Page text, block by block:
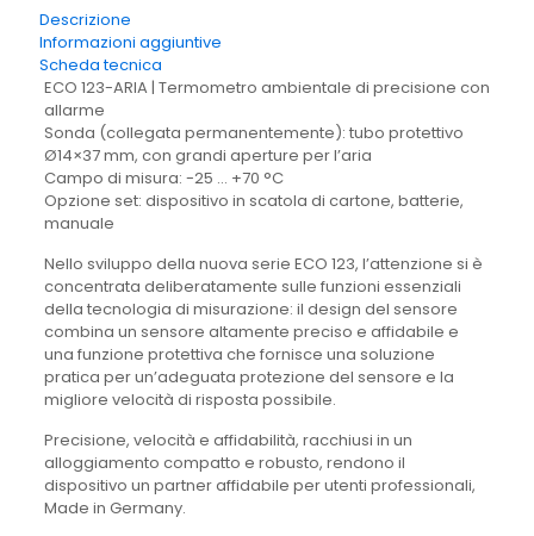
quantità
Descrizione
Informazioni aggiuntive
Scheda tecnica
ECO 123-ARIA | Termometro ambientale di precisione con
allarme
Sonda (collegata permanentemente): tubo protettivo
Ø14×37 mm, con grandi aperture per l’aria
Campo di misura: -25 … +70 °C
Opzione set: dispositivo in scatola di cartone, batterie,
manuale
Nello sviluppo della nuova serie ECO 123, l’attenzione si è
concentrata deliberatamente sulle funzioni essenziali
della tecnologia di misurazione: il design del sensore
combina un sensore altamente preciso e affidabile e
una funzione protettiva che fornisce una soluzione
pratica per un’adeguata protezione del sensore e la
migliore velocità di risposta possibile.
Precisione, velocità e affidabilità, racchiusi in un
alloggiamento compatto e robusto, rendono il
dispositivo un partner affidabile per utenti professionali,
Made in Germany.